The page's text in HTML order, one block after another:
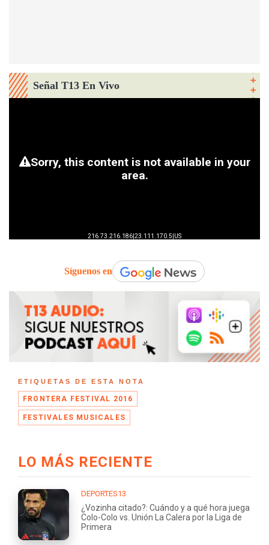
Señal T13 En Vivo
Síguenos en
ETIQUETAS DE ESTA NOTA
FRONTERA FESTIVAL 2016
FESTIVALES MUSICALES
LO MÁS RECIENTE
DEPORTES13
¿Vozinha citado?: Cuándo y a qué hora juega
Colo-Colo vs. Unión La Calera por la Liga de
Primera